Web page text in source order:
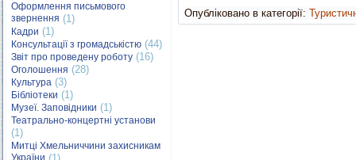
Оформлення письмового
звернення (1)
Кадри (1)
Консультації з громадськістю (44)
Звіт про проведену роботу (16)
Оголошення (28)
Культура (3)
Бібліотеки (1)
Музеї. Заповідники (1)
Театрально-концертні установи
(1)
Митці Хмельниччини захисникам
Опубліковано в категорії: